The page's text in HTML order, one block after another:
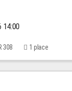
14:00
308 1 place